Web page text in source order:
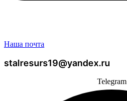
Наша почта
stalresurs19@yandex.ru
Telegram